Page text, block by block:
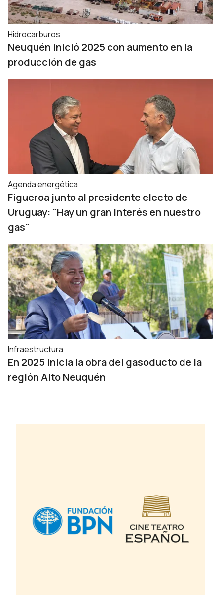
Hidrocarburos
Neuquén inició 2025 con aumento en la
producción de gas
Agenda energética
Figueroa junto al presidente electo de
Uruguay: "Hay un gran interés en nuestro
gas"
Infraestructura
En 2025 inicia la obra del gasoducto de la
región Alto Neuquén